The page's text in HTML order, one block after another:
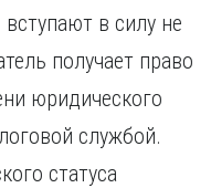
в силу не
получает право
юридического
службой.
статуса